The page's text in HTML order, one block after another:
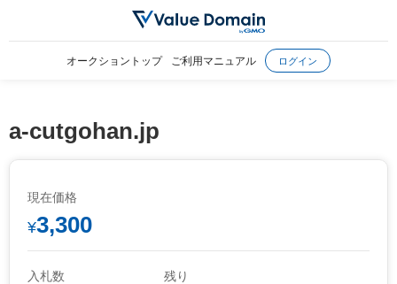
オークショントップ ご利用マニュアル ログイン
a-cutgohan.jp
現在価格
¥3,300
入札数
残り